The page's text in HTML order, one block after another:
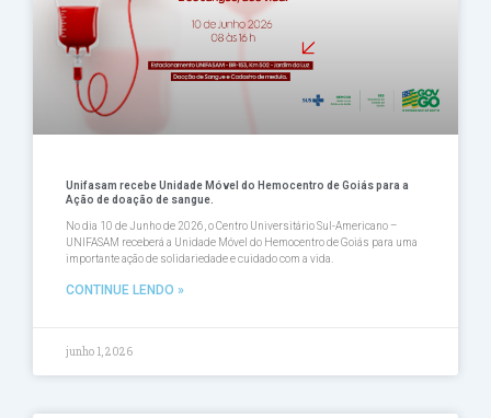
Unifasam recebe Unidade Móvel do Hemocentro de Goiás para a
Ação de doação de sangue.
No dia 10 de Junho de 2026, o Centro Universitário Sul-Americano –
UNIFASAM receberá a Unidade Móvel do Hemocentro de Goiás para uma
importante ação de solidariedade e cuidado com a vida.
CONTINUE LENDO »
junho 1, 2026